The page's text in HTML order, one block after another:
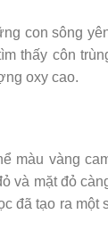
con sông
thấy côn
oxy cao.
màu vàng
và mặt đỏ
đã tạo ra một